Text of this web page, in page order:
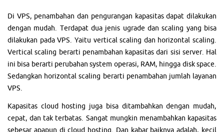
Di VPS, penambahan dan pengurangan kapasitas dapat dilakukan
dengan mudah. Terdapat dua jenis ugrade dan scaling yang bisa
dilakukan pada VPS. Yaitu vertical scaling dan horizontal scaling.
Vertical scaling berarti penambahan kapasitas dari sisi server. Hal
ini bisa berarti perubahan system operasi, RAM, hingga disk space.
Sedangkan horizontal scaling berarti penambahan jumlah layanan
VPS.
Kapasitas cloud hosting juga bisa ditambahkan dengan mudah,
cepat, dan tak terbatas. Sangat mungkin menambahkan kapasitas
sebesar apapun di cloud hosting. Dan kabar baiknya adalah, kecil